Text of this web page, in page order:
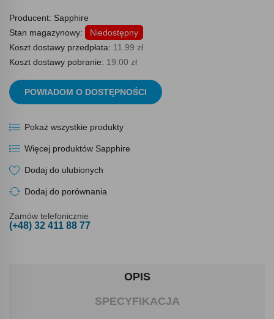
Producent: Sapphire
Stan magazynowy:
Niedostępny
Koszt dostawy przedpłata: 11.99 zł
Koszt dostawy pobranie: 19.00 zł
POWIADOM O DOSTĘPNOŚCI
Pokaż wszystkie produkty
Więcej produktów Sapphire
Dodaj do ulubionych
Dodaj do porównania
Zamów telefonicznie
(+48) 32 411 88 77
OPIS
SPECYFIKACJA